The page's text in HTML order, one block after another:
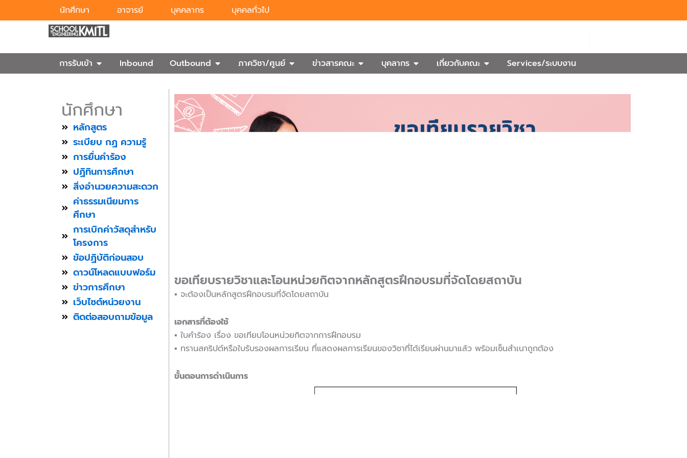
to
นักศึกษา อาจารย์ บุคคลากร บุคคลทั่วไป
การรับเข้า Open การรับเข้า
Inbound Outbound Open Outbound
ภาควิชา/ศูนย์ Open ภาควิชา/ศูนย์
ข่าวสารคณะ Open ข่าวสารคณะ
บุคลากร Open บุคลากร
เกี่ยวกับคณะ Open เกี่ยวกับคณะ
Services/ระบบงาน
นักศึกษา
หลักสูตร
ระเบียบ กฏ ความรู้
การยื่นคำร้อง
ปฏิทินการศึกษา
สิ่งอำนวยความสะดวก
ค่าธรรมเนียมการ
ศึกษา
การเบิกค่าวัสดุสำหรับ
โครงการ
ข้อปฏิบัติก่อนสอบ
ดาวน์โหลดแบบฟอร์ม
ข่าวการศึกษา
เว็บไซต์หน่วยงาน
ติดต่อสอบถามข้อมูล
ขอเทียบรายวิชาและโอนหน่วยกิตจากหลักสูตรฝึกอบรมที่จัดโดยสถาบัน
▪︎ จะต้องเป็นหลักสูตรฝึกอบรมที่จัดโดยสถาบัน
เอกสารที่ต้องใช้
▪︎ ใบคำร้อง เรื่อง ขอเทียบโอนหน่วยกิตจากการฝึกอบรม
▪︎ ทรานสคริปต์หรือใบรับรองผลการเรียน ที่แสดงผลการเรียนของวิชาที่ได้เรียนผ่านมาแล้ว พร้อมเซ็นสำเนาถูกต้อง
ขั้นตอนการดำเนินการ